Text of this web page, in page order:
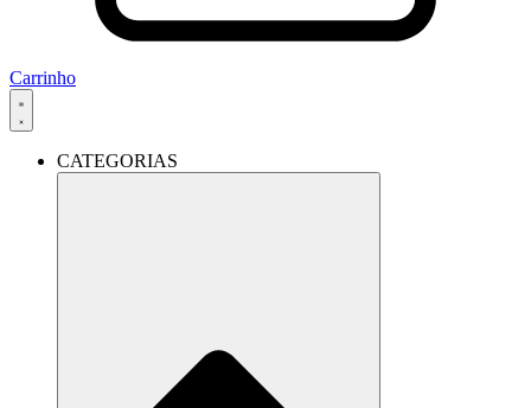
Carrinho
CATEGORIAS